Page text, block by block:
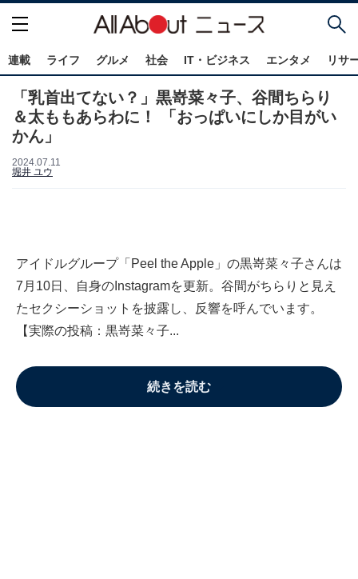
連載 ライフ グルメ 社会 IT・ビジネス エンタメ リサ
「乳首出てない？」黒嵜菜々子、谷間ちらり
＆太ももあらわに！ 「おっぱいにしか目がい
かん」
2024.07.11
堀井 ユウ
アイドルグループ「Peel the Apple」の黒嵜菜々子さんは
7月10日、自身のInstagramを更新。谷間がちらりと見え
たセクシーショットを披露し、反響を呼んでいます。
【実際の投稿：黒嵜菜々子...
続きを読む